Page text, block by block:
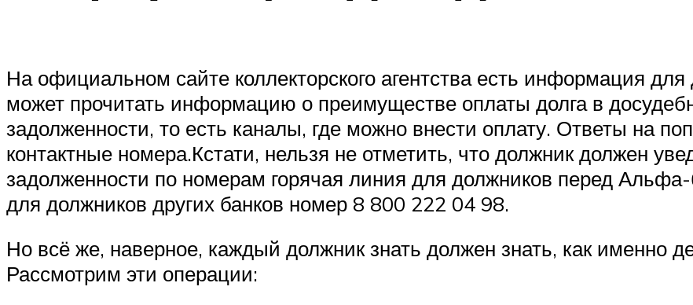
На официальном сайте коллекторского агентства есть информация
может прочитать информацию о преимуществе оплаты долга в
задолженности, то есть каналы, где можно внести оплату. Ответы на
контактные номера.Кстати, нельзя не отметить, что должник должен
задолженности по номерам горячая линия для должников перед
для должников других банков номер 8 800 222 04 98.
Но всё же, наверное, каждый должник знать должен знать, как именно
Рассмотрим эти операции: